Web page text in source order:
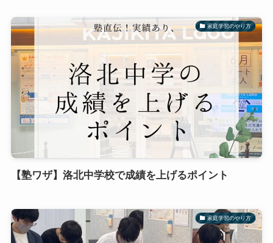
家庭学習のやり方
【塾ワザ】洛北中学校で成績を上げるポイント
家庭学習のやり方